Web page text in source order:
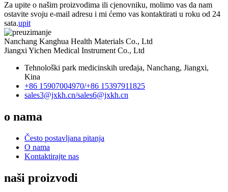
Za upite o našim proizvodima ili cjenovniku, molimo vas da nam
ostavite svoju e-mail adresu i mi ćemo vas kontaktirati u roku od 24
sata.upit
Nanchang Kanghua Health Materials Co., Ltd
Jiangxi Yichen Medical Instrument Co., Ltd
Tehnološki park medicinskih uređaja, Nanchang, Jiangxi,
Kina
+86 15907004970/+86 15397911825
sales3@jxkh.cn/sales6@jxkh.cn
o nama
Često postavljana pitanja
O nama
Kontaktirajte nas
naši proizvodi